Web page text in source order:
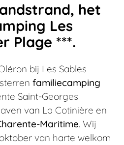
het
Les
Plage ***.
bij Les Sables
familiecamping
Saint-Georges
van La Cotinière en
Maritime. Wij
van harte welkom